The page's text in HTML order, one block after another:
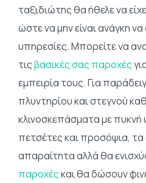
ταξιδιώτης θα ήθελε να
ώστε να μην είναι ανάγκη
υπηρεσίες. Μπορείτε να
τιςβασικές σας παροχές
εμπειρία τους. Για
πλυντηρίου και στεγνού
κλινοσκεπάσματα με
πετσέτες και προσόψια, τα
απαραίτητα αλλά θα
παροχέςκαι θα δώσουν